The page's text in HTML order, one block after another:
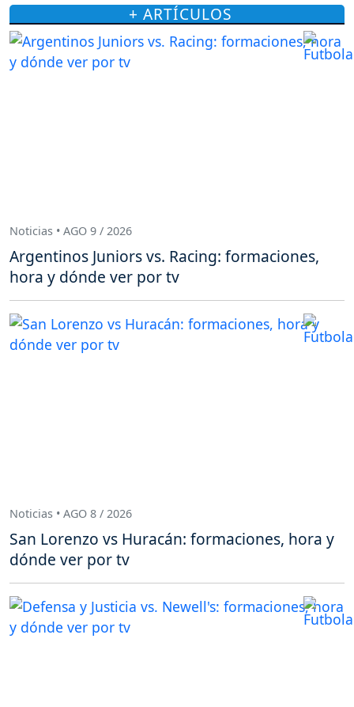
+ ARTÍCULOS
Noticias • AGO 9 / 2026
Argentinos Juniors vs. Racing: formaciones,
hora y dónde ver por tv
Noticias • AGO 8 / 2026
San Lorenzo vs Huracán: formaciones, hora y
dónde ver por tv